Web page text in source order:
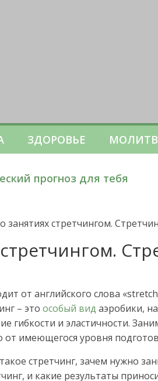
ЗДОРОВЬЕ
прогноз для тебя
занятиях стретчингом.
от английского слова
– это особый вид аэробики,
гибкости и эластичности.
имеющегося уровня
стретчинг, зачем нужно
и какие результаты